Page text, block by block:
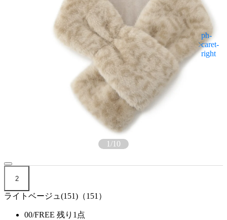
1/10
2
ライトベージュ(151)（151）
00/FREE 残り1点